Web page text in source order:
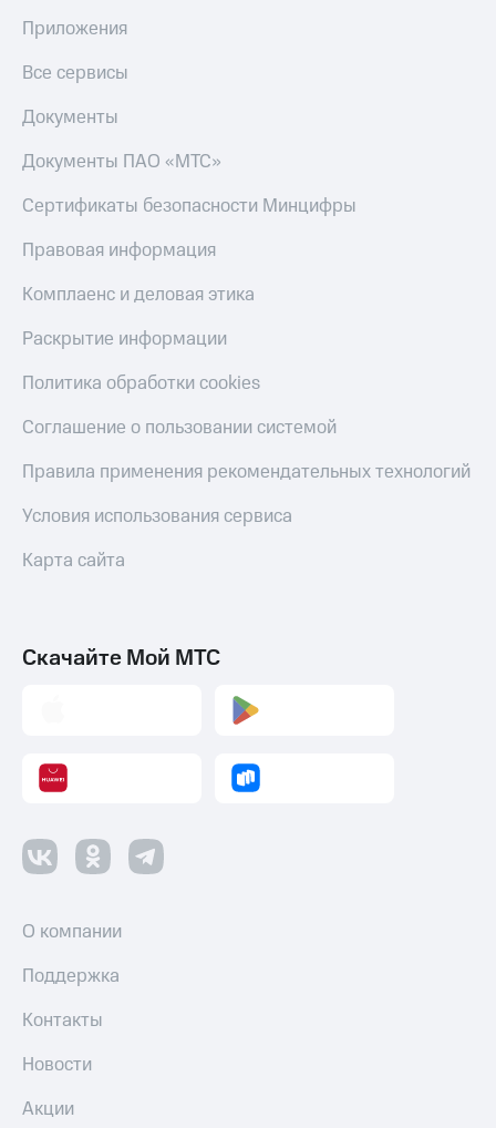
Приложения
Все сервисы
Документы
Документы ПАО «МТС»
Сертификаты безопасности Минцифры
Правовая информация
Комплаенс и деловая этика
Раскрытие информации
Политика обработки cookies
Соглашение о пользовании системой
Правила применения рекомендательных технологий
Условия использования сервиса
Карта сайта
Скачайте Мой МТС
О компании
Поддержка
Контакты
Новости
Акции